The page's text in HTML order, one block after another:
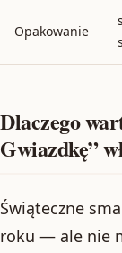
Opakowanie
Dlaczego
Gwiazdkę”
Świąteczne
roku — ale nie